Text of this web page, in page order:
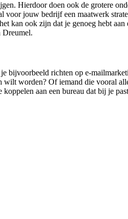
Hierdoor doen ook de grotere
jouw bedrijf een maatwerk
kan ook zijn dat je genoeg hebt
Dreumel.
richten op e-
worden? Of iemand die vooral
aan een bureau dat bij je